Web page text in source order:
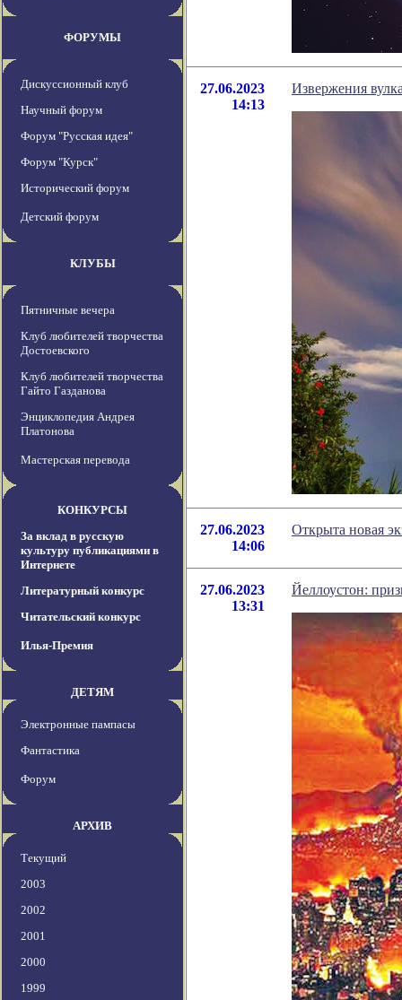
ФОРУМЫ
Дискуссионный клуб
Научный форум
Форум "Русская идея"
Форум "Курск"
Исторический форум
Детский форум
КЛУБЫ
Пятничные вечера
Клуб любителей творчества
Достоевского
Клуб любителей творчества
Гайто Газданова
Энциклопедия Андрея
Платонова
Мастерская перевода
КОНКУРСЫ
За вклад в русскую
культуру публикациями в
Интернете
Литературный конкурс
Читательский конкурс
Илья-Премия
ДЕТЯМ
Электронные пампасы
Фантастика
Форум
АРХИВ
Текущий
2003
2002
2001
2000
1999
27.06.2023
14:13
Извержения
27.06.2023
14:06
Открыта новая
27.06.2023
13:31
Йеллоустон: